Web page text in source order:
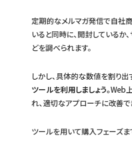
定期的なメルマガ発信で自社
いると同時に、開封しているか
どを調べられます。
しかし、具体的な数値を割り出
ツールを利用しましょう。Web
れ、適切なアプローチに改善で
ツールを用いて購入フェーズま